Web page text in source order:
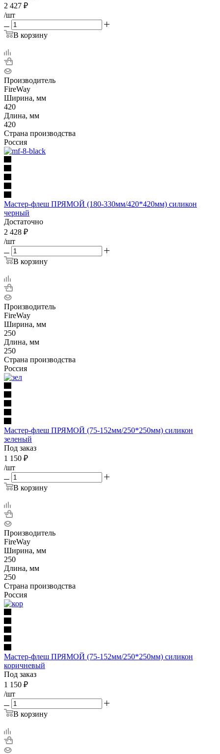
2 427 ₽
/шт
В корзину
Производитель
FireWay
Ширина, мм
420
Длина, мм
420
Страна производства
Россия
Мастер-флеш ПРЯМОЙ (180-330мм/420*420мм) силикон
черный
Достаточно
2 428 ₽
/шт
В корзину
Производитель
FireWay
Ширина, мм
250
Длина, мм
250
Страна производства
Россия
Мастер-флеш ПРЯМОЙ (75-152мм/250*250мм) силикон
зеленый
Под заказ
1 150 ₽
/шт
В корзину
Производитель
FireWay
Ширина, мм
250
Длина, мм
250
Страна производства
Россия
Мастер-флеш ПРЯМОЙ (75-152мм/250*250мм) силикон
коричневый
Под заказ
1 150 ₽
/шт
В корзину